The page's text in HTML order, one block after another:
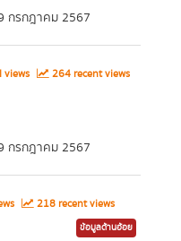
กรกฎาคม 2567
views 264 recent views
กรกฎาคม 2567
218 recent views
ข้อมูลด้านอ้อย